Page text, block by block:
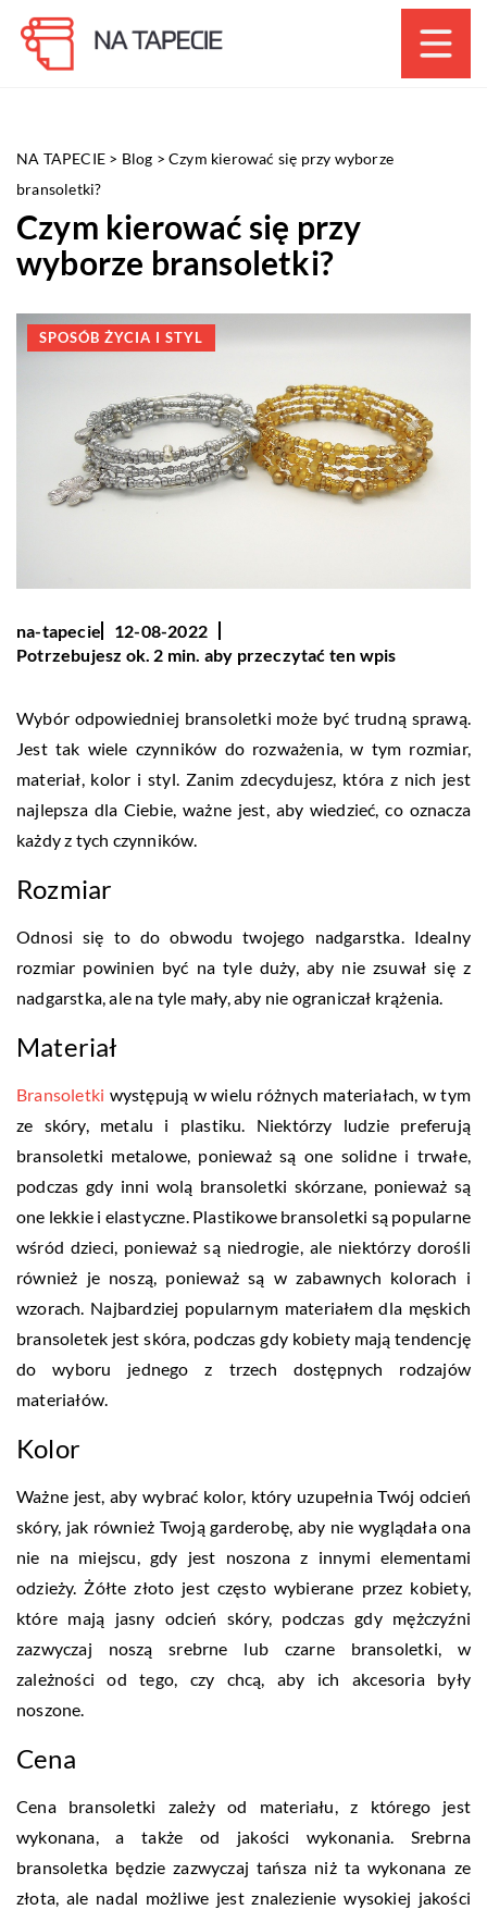
NA TAPECIE > Blog >Czym kierować się przy wyborze
bransoletki?
Czym kierować się przy
wyborze bransoletki?
SPOSÓB ŻYCIA I STYL
na-tapecie
12-08-2022
Potrzebujesz ok. 2 min. aby przeczytać ten wpis
Wybór odpowiedniej bransoletki może być trudną sprawą.
Jest tak wiele czynników do rozważenia, w tym rozmiar,
materiał, kolor i styl. Zanim zdecydujesz, która z nich jest
najlepsza dla Ciebie, ważne jest, aby wiedzieć, co oznacza
każdy z tych czynników.
Rozmiar
Odnosi się to do obwodu twojego nadgarstka. Idealny
rozmiar powinien być na tyle duży, aby nie zsuwał się z
nadgarstka, ale na tyle mały, aby nie ograniczał krążenia.
Materiał
Bransoletki występują w wielu różnych materiałach, w tym
ze skóry, metalu i plastiku. Niektórzy ludzie preferują
bransoletki metalowe, ponieważ są one solidne i trwałe,
podczas gdy inni wolą bransoletki skórzane, ponieważ są
one lekkie i elastyczne. Plastikowe bransoletki są popularne
wśród dzieci, ponieważ są niedrogie, ale niektórzy dorośli
również je noszą, ponieważ są w zabawnych kolorach i
wzorach. Najbardziej popularnym materiałem dla męskich
bransoletek jest skóra, podczas gdy kobiety mają tendencję
do wyboru jednego z trzech dostępnych rodzajów
materiałów.
Kolor
Ważne jest, aby wybrać kolor, który uzupełnia Twój odcień
skóry, jak również Twoją garderobę, aby nie wyglądała ona
nie na miejscu, gdy jest noszona z innymi elementami
odzieży. Żółte złoto jest często wybierane przez kobiety,
które mają jasny odcień skóry, podczas gdy mężczyźni
zazwyczaj noszą srebrne lub czarne bransoletki, w
zależności od tego, czy chcą, aby ich akcesoria były
noszone.
Cena
Cena bransoletki zależy od materiału, z którego jest
wykonana, a także od jakości wykonania. Srebrna
bransoletka będzie zazwyczaj tańsza niż ta wykonana ze
złota, ale nadal możliwe jest znalezienie wysokiej jakości